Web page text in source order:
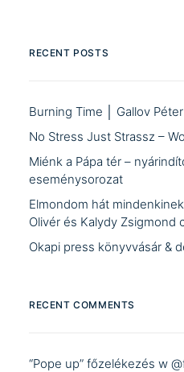
RECENT POSTS
Burning Time │ Gallov
No Stress Just Strassz –
Miénk a Pápa tér –
eseménysorozat
Elmondom hát
Olivér és Kalydy Zsigmond
Okapi press könyvvásár &
RECENT COMMENTS
“Pope up” főzelékezés w